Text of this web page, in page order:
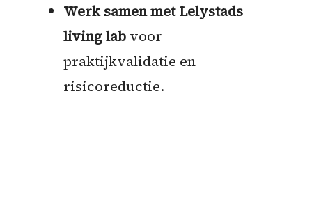
Werk samen met Lelystads
living labvoor
praktijkvalidatie en
risicoreductie.